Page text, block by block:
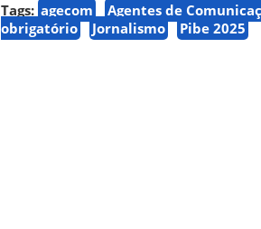
Tags: agecom Agentes de
obrigatório
Jornalismo Pibe 2025